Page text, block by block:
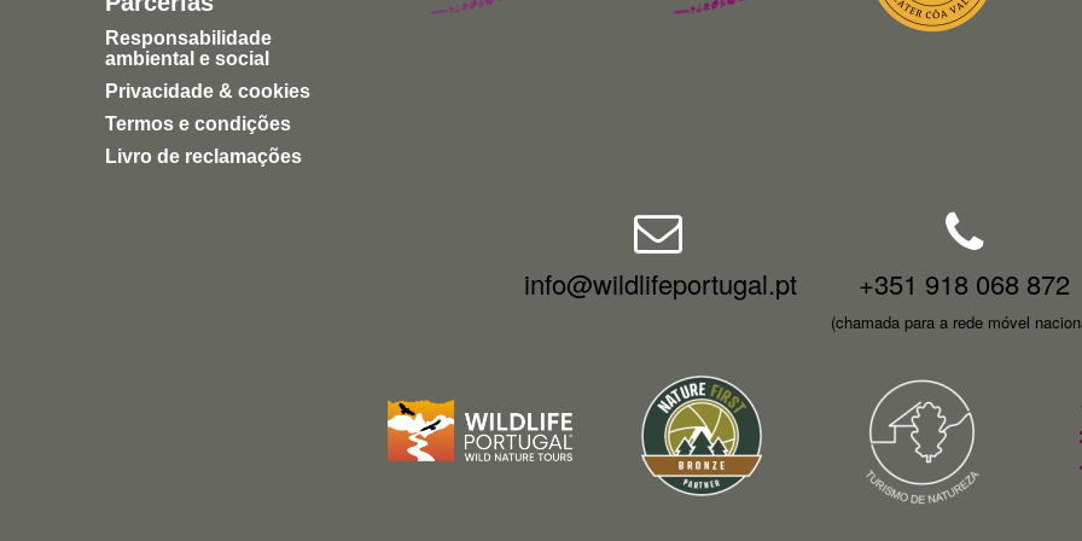
Responsabilidade
ambiental e social
Privacidade & cookies
Termos e condições
Livro de reclamações
info@wildlifeportugal.pt +351 918 068 872
(chamada para a rede móvel